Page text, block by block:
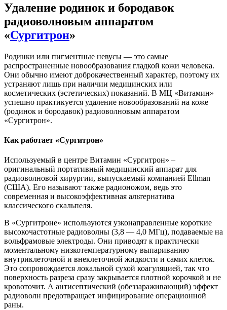
Удаление родинок и бородавок
радиоволновым аппаратом
«Сургитрон»
Родинки или пигментные невусы — это самые
распространенные новообразования гладкой кожи человека.
Они обычно имеют доброкачественный характер, поэтому их
устраняют лишь при наличии медицинских или
косметических (эстетических) показаний. В МЦ «Витамин»
успешно практикуется удаление новообразований на коже
(родинок и бородавок) радиоволновым аппаратом
«Сургитрон».
Как работает «Сургитрон»
Используемый в центре Витамин «Сургитрон» –
оригинальный портативный медицинский аппарат для
радиоволновой хирургии, выпускаемый компанией Ellman
(США). Его называют также радионожом, ведь это
современная и высокоэффективная альтернатива
классического скальпеля.
В «Сургитроне» используются узконаправленные короткие
высокочастотные радиоволны (3,8 — 4,0 МГц), подаваемые на
вольфрамовые электроды. Они приводят к практически
моментальному низкотемпературному выпариванию
внутриклеточной и внеклеточной жидкости и самих клеток.
Это сопровождается локальной сухой коагуляцией, так что
поверхность разреза сразу закрывается плотной корочкой и не
кровоточит. А антисептический (обеззараживающий) эффект
радиоволн предотвращает инфицирование операционной
раны.